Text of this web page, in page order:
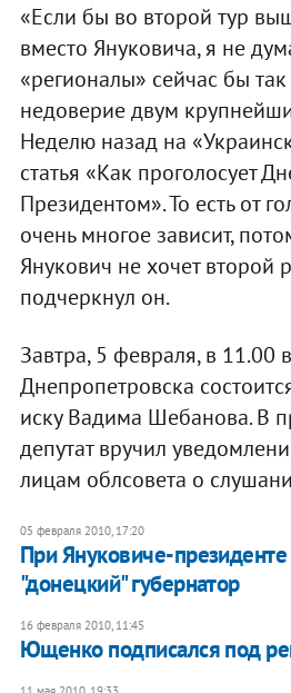
«Если бы во второй тур
вместо Януковича, я не
«регионалы» сейчас бы
недоверие двум
Неделю назад на
статья «Как проголосует
Президентом». То есть от
очень многое зависит,
Янукович не хочет второй
подчеркнул он.
Завтра, 5 февраля, в 11.00
Днепропетровска
иску Вадима Шебанова. В
депутат вручил
лицам облсовета о
05 февраля 2010, 17:20
При Януковиче-
"донецкий" губернатор
16 февраля 2010, 11:45
Ющенко подписался под